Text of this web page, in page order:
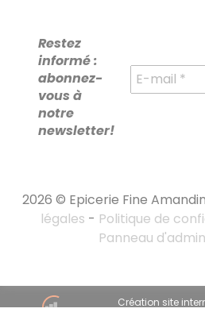
POUR :
Restez
informé :
abonnez-
vous à
notre
newsletter!
2026 © Epicerie Fine
légales - Politique de
Panneau
Création site